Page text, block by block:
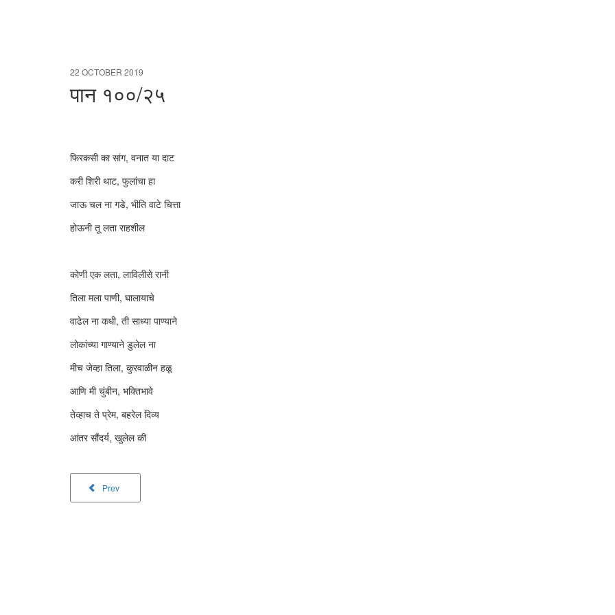
22 OCTOBER 2019
पान १००/२५
फिरकसी का सांग, वनात या दाट
करी शिरी थाट, फुलांचा हा
जाऊ चल ना गडे, भीति वाटे चित्ता
होऊनी तू लता राहशील
कोणी एक लता, लाविलीसे रानी
तिला मला पाणी, घालायाचे
वाढेल ना कधी, ती साध्या पाण्याने
लोकांच्या गाण्याने डुलेल ना
मीच जेव्हा तिला, कुरवाळीन हळू
आणि मी चुंबीन, भक्तिभावे
तेव्हाच ते प्रेम, बहरेल दिव्य
आंतर सौंदर्य, खुलेल की
Prev